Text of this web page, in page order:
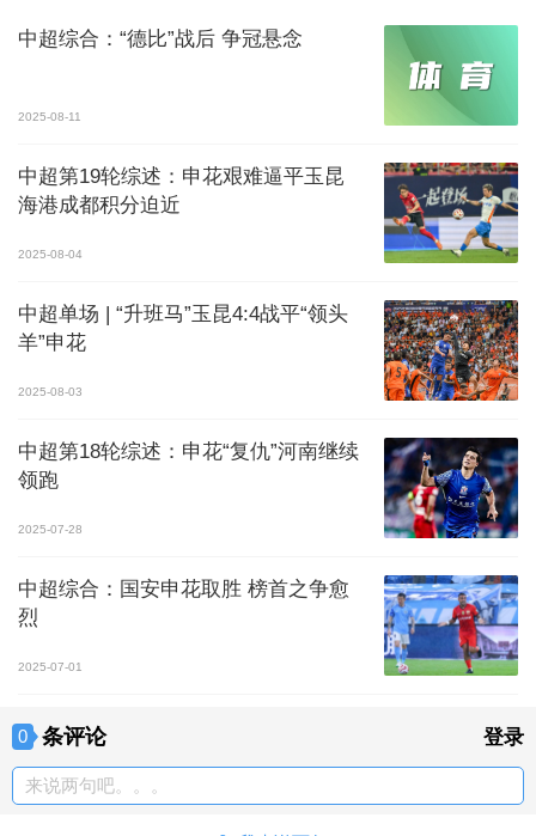
中超综合：“德比”战后 争冠悬念
2025-08-11
中超第19轮综述：申花艰难逼平玉昆
海港成都积分迫近
2025-08-04
中超单场 | “升班马”玉昆4:4战平“领头
羊”申花
2025-08-03
中超第18轮综述：申花“复仇”河南继续
领跑
2025-07-28
中超综合：国安申花取胜 榜首之争愈
烈
2025-07-01
0 条评论 登录
来说两句吧。。。